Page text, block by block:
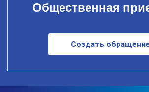
Общественная
Создать